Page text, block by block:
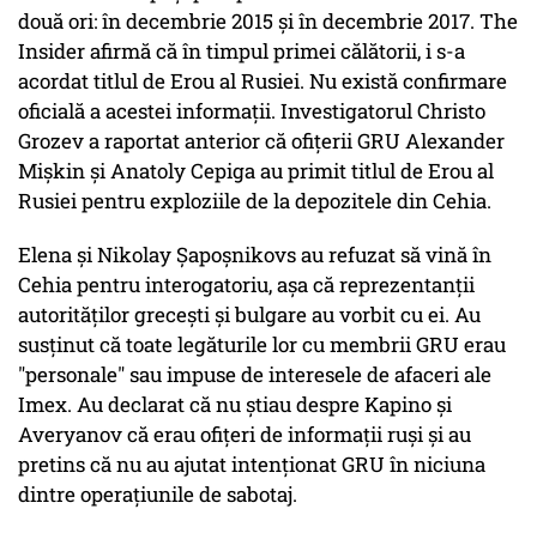
două ori: în decembrie 2015 și în decembrie 2017. The
Insider afirmă că în timpul primei călătorii, i s-a
acordat titlul de Erou al Rusiei. Nu există confirmare
oficială a acestei informații. Investigatorul Christo
Grozev a raportat anterior că ofițerii GRU Alexander
Mișkin și Anatoly Cepiga au primit titlul de Erou al
Rusiei pentru exploziile de la depozitele din Cehia.
Elena și Nikolay Șapoșnikovs au refuzat să vină în
Cehia pentru interogatoriu, așa că reprezentanții
autorităților grecești și bulgare au vorbit cu ei. Au
susținut că toate legăturile lor cu membrii GRU erau
"personale" sau impuse de interesele de afaceri ale
Imex. Au declarat că nu știau despre Kapino și
Averyanov că erau ofițeri de informații ruși și au
pretins că nu au ajutat intenționat GRU în niciuna
dintre operațiunile de sabotaj.